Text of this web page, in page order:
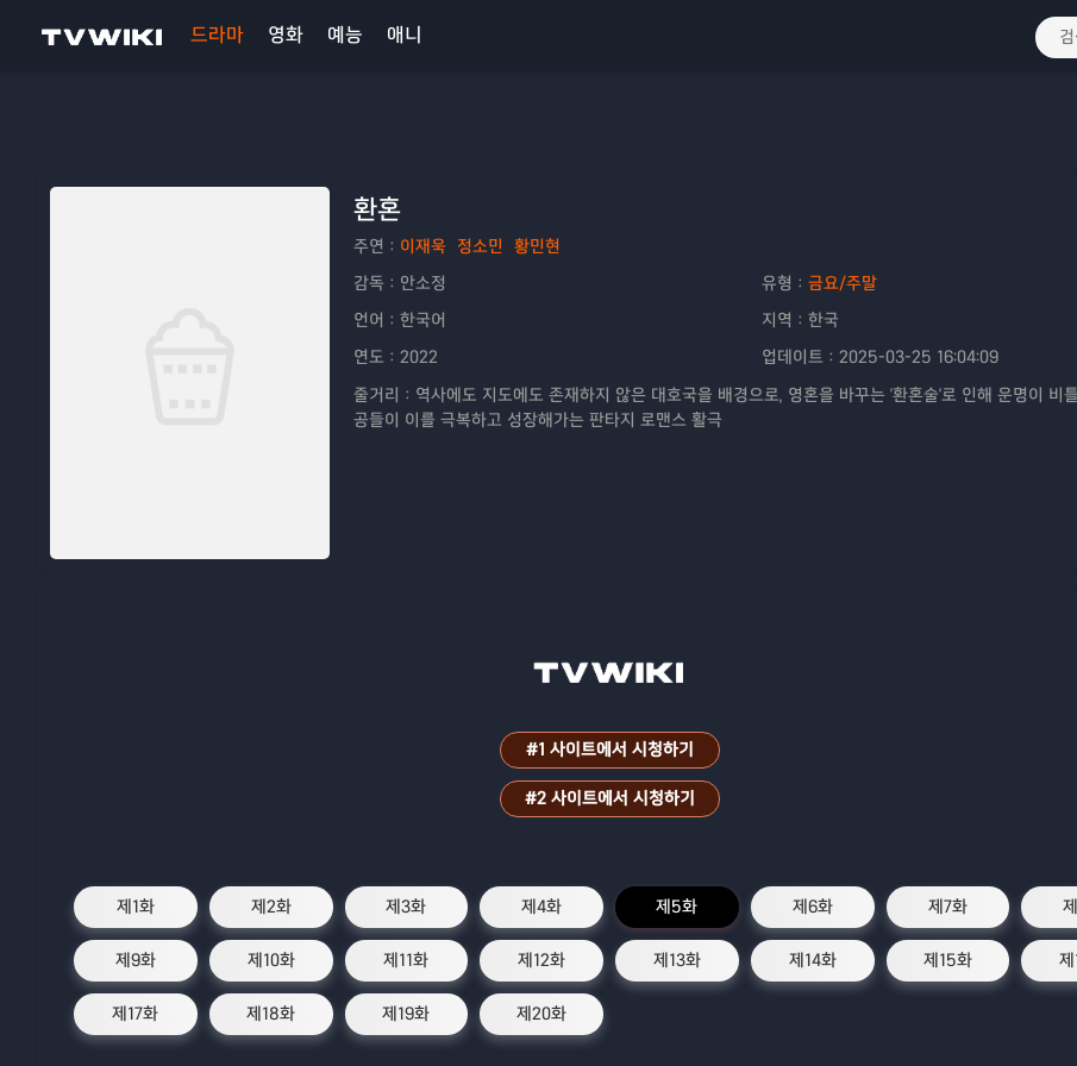
드라마 영화 예능 애니
환혼
주연： 이재욱 정소민
황민현
감독： 안소정 유형： 금요/주말
언어： 한국어 지역： 한국
연도： 2022 업데이트： 2025-03-25 16:04:09
줄거리： 역사에도 지도에도 존재하지 않은 대호국을 배경으로, 영혼을 바꾸는 '환혼술'로 인해 운명이 비
공들이 이를 극복하고 성장해가는 판타지 로맨스 활극
#1 사이트에서 시청하기
#2 사이트에서 시청하기
제1화 제2화 제3화 제4화 제5화 제6화 제7화
제9화 제10화 제11화 제12화 제13화 제14화 제15화
제17화 제18화 제19화 제20화